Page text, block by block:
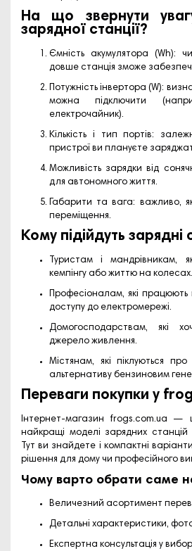
На що звернути
зарядної станції?
Ємність акумулятора (Wh):
довше станція зможе
Потужність інвертора (W):
можна підключити
електрочайник).
Кількість і тип портів:
пристрої ви плануєте
Можливість зарядки від
для автономного життя.
Габарити та вага: важливо,
переміщення.
Кому підійдуть зарядні
Туристам і мандрівникам,
кемпінгу або життю на колесах.
Професіоналам, які працюють
доступу до електромережі.
Домогосподарствам, які
джерело живлення.
Містянам, які піклуються
альтернативу бензиновим
Переваги покупки у
Інтернет-магазин frogs.com.ua —
найкращі моделі зарядних станцій
Тут ви знайдете і компактні
рішення для дому чи професійного
Чому варто обрати саме
Величезний асортимент
Детальні характеристики,
Експертна консультація у